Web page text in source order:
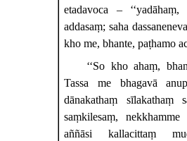
etadavoca –
addasaṃ; saha
kho me, bhante, paṭhamo
‘‘So kho ahaṃ,
Tassa me bhagavā
dānakathaṃ sīlakathaṃ
saṃkilesaṃ,
aññāsi kallacittaṃ